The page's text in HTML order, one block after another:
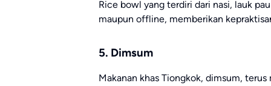
Rice bowl yang terdiri dari nasi, lauk
maupun offline, memberikan
5. Dimsum
Makanan khas Tiongkok, dimsum,